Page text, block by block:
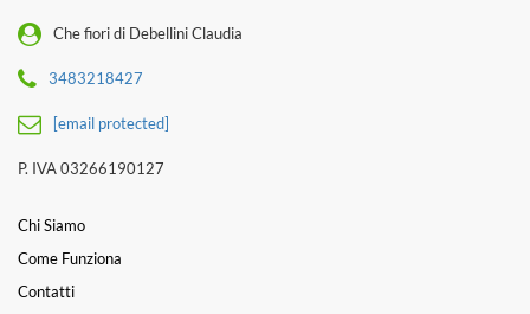
Che fiori di Debellini Claudia
3483218427
[email protected]
P. IVA 03266190127
Chi Siamo
Come Funziona
Contatti